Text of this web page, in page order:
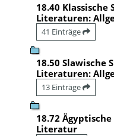
18.40 Klassische
Literaturen:
41 Einträge
18.50 Slawische
Literaturen:
13 Einträge
18.72
Literatur